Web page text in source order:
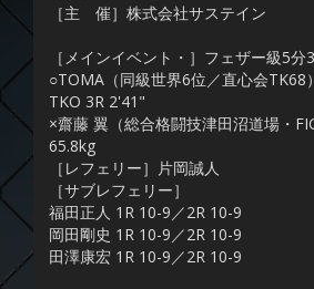
［主 催］株式会社サステイン
［メインイベント・］フェザー級5分
○TOMA（同級世界6位／直心会TK68
TKO 3R 2'41"
×齋藤 翼（総合格闘技津田沼道場・
65.8kg
［レフェリー］片岡誠人
［サブレフェリー］
福田正人 1R 10-9／2R 10-9
岡田剛史 1R 10-9／2R 10-9
田澤康宏 1R 10-9／2R 10-9